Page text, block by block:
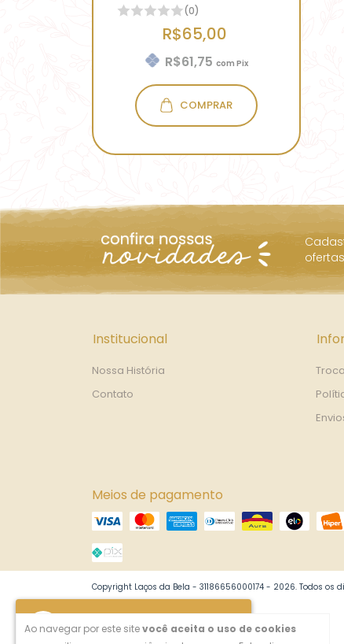
Ao navegar por este sitevocê aceita o uso de cookies
(0)
R$65,00
R$61,75 com Pix
COMPRAR
Institucional
Nossa História
Contato
Meios de pagamento
Copyright Laços da Bela - 31186656000174 - 2026. Todos os
ganhar um brinde!